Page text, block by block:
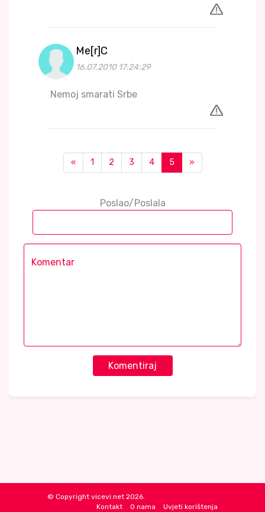
Me[r]C
16.07.2010 17:24:29
Nemoj smarati Srbe
« 1 2 3 4 5 »
Poslao/Poslala
Komentiraj
© Copyright vicevi.net 2026.
Kontakt
O nama Uvjeti korištenja